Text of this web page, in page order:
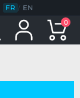
FR / EN
0